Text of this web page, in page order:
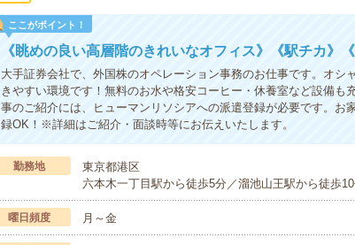
ここがポイント！
《眺めの良い高層階のきれいなオフィス》《駅チカ》
大手証券会社で、外国株のオペレーション事務のお仕事です。オシ
きやすい環境です！無料のお水や格安コーヒー・休養室など設備も
事のご紹介には、ヒューマンリソシアへの派遣登録が必要です。お
録OK！※詳細はご紹介・面談時等にお伝えいたします。
勤務地
東京都港区
六本木一丁目駅から徒歩5分／溜池山王駅から徒歩
曜日頻度 月～金